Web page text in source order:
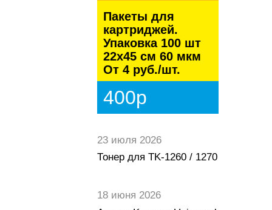
Пакеты для
картриджей.
Упаковка 100 шт
22х45 см 60 мкм
От 4 руб./шт.
400р
23 июля 2026
Тонер для TK-1260 / 1270
18 июня 2026